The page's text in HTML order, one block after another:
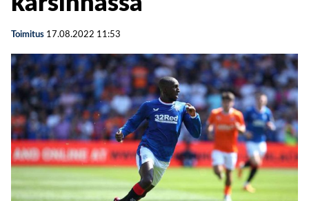
Toimitus 17.08.2022 11:53